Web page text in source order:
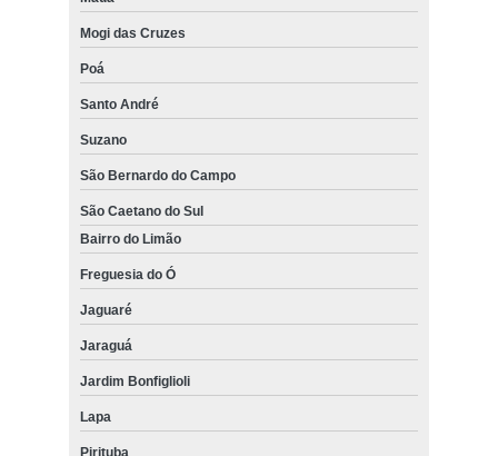
Mogi das Cruzes
Poá
Santo André
Suzano
São Bernardo do Campo
São Caetano do Sul
Bairro do Limão
Freguesia do Ó
Jaguaré
Jaraguá
Jardim Bonfiglioli
Lapa